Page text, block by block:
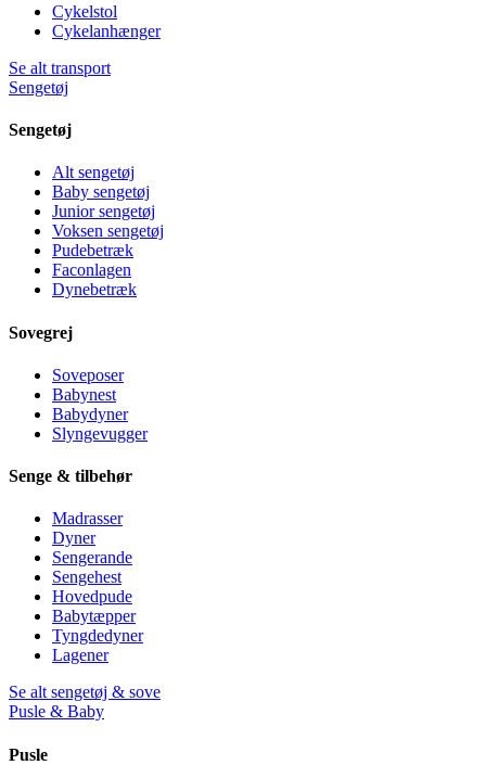
Cykelstol
Cykelanhænger
Se alt transport
Sengetøj
Sengetøj
Alt sengetøj
Baby sengetøj
Junior sengetøj
Voksen sengetøj
Pudebetræk
Faconlagen
Dynebetræk
Sovegrej
Soveposer
Babynest
Babydyner
Slyngevugger
Senge & tilbehør
Madrasser
Dyner
Sengerande
Sengehest
Hovedpude
Babytæpper
Tyngdedyner
Lagener
Se alt sengetøj & sove
Pusle & Baby
Pusle